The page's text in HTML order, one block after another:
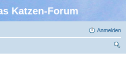
Katzen-Forum
Anmelden